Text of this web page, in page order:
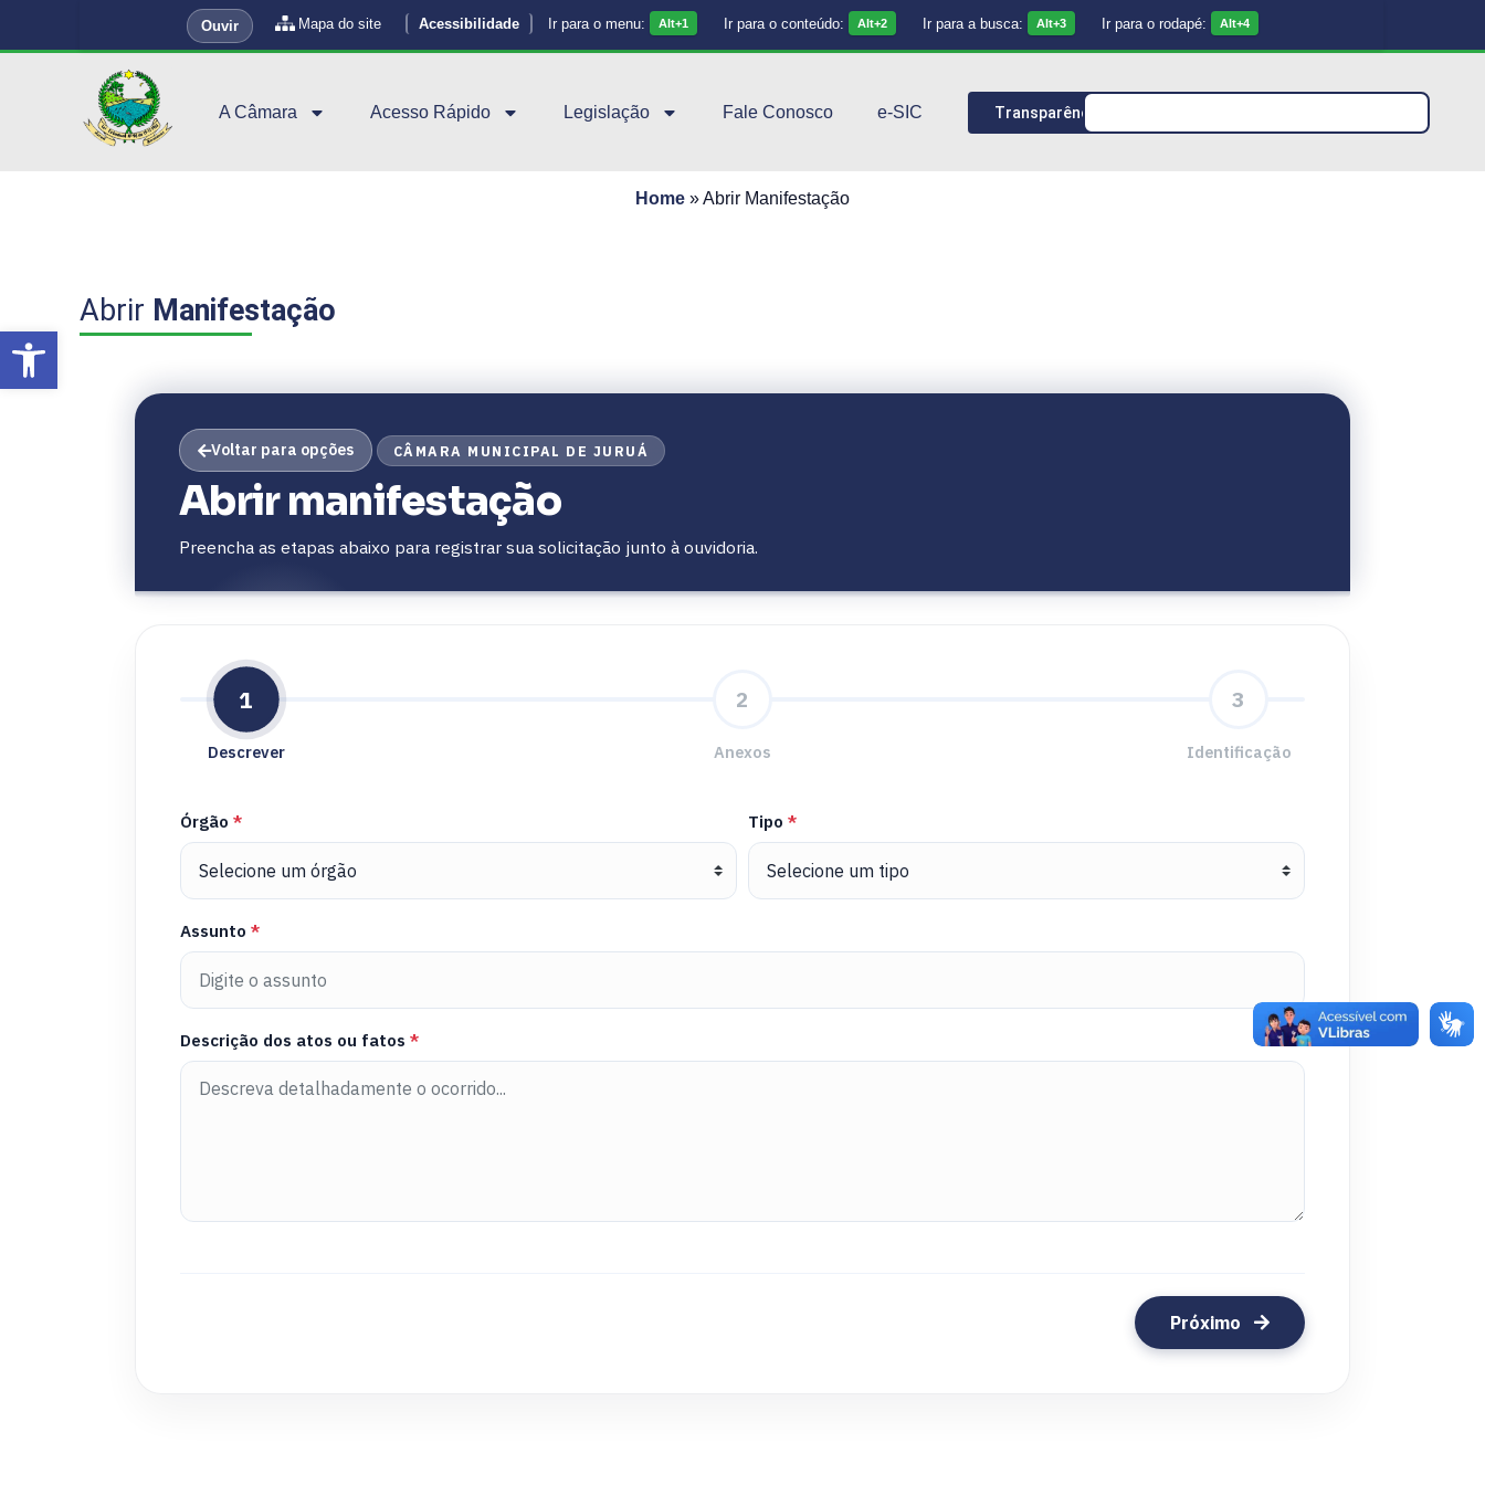
Abrir a barra de ferramentas
Ouvir Mapa do site Acessibilidade Ir para o menu: Alt+1 Ir para o conteúdo: Alt+2 Ir para a busca: Alt+3 Ir para o rodapé: Alt+4
A Câmara Acesso Rápido Legislação Fale Conosco e-SIC Transparência
Home »Abrir Manifestação
Abrir Manifestação